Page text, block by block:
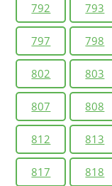
792 793
797 798
802 803
807 808
812 813
817 818